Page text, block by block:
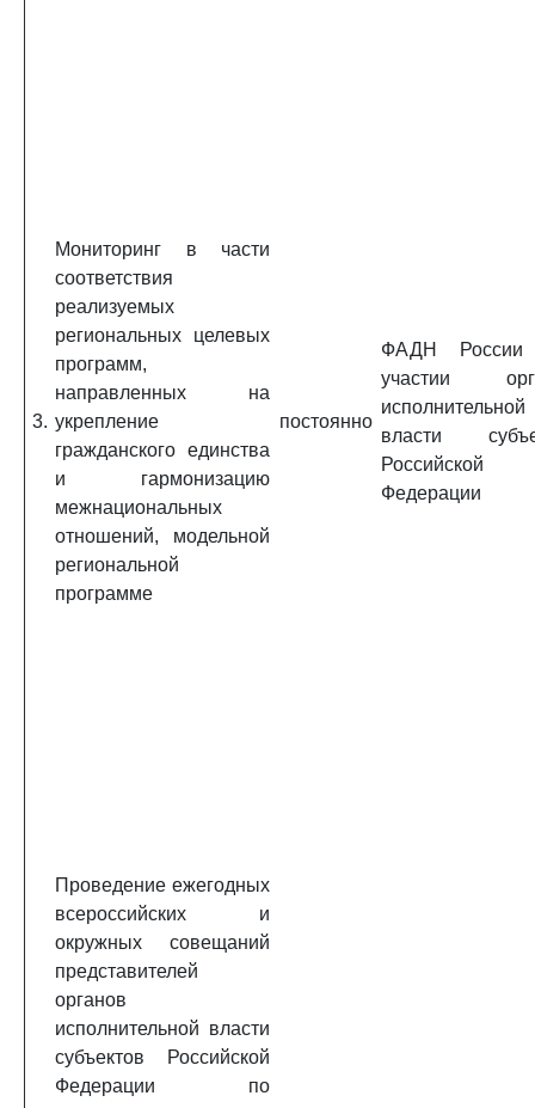
3.
Мониторинг в части
соответствия
реализуемых
региональных целевых
программ,
направленных на
укрепление
гражданского единства
и гармонизацию
межнациональных
отношений, модельной
региональной
программе
постоянно
ФАДН России
участии
исполнительной
власти
Российской
Федерации
Проведение ежегодных
всероссийских и
окружных совещаний
представителей
органов
исполнительной власти
субъектов Российской
Федерации по